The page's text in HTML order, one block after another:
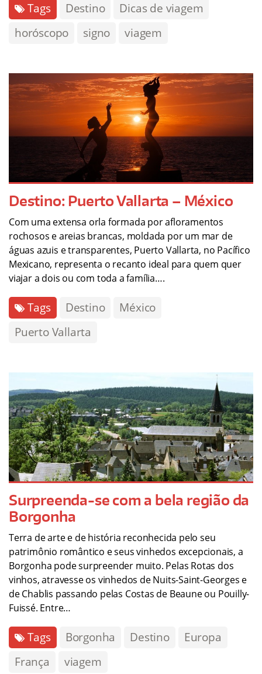
Tags Destino
Dicas de viagem
horóscopo
signo viagem
Destino: Puerto Vallarta – México
Com uma extensa orla formada por afloramentos
rochosos e areias brancas, moldada por um mar de
águas azuis e transparentes, Puerto Vallarta, no Pacífico
Mexicano, representa o recanto ideal para quem quer
viajar a dois ou com toda a família….
Tags Destino
México
Puerto Vallarta
Surpreenda-se com a bela região da
Borgonha
Terra de arte e de história reconhecida pelo seu
patrimônio romântico e seus vinhedos excepcionais, a
Borgonha pode surpreender muito. Pelas Rotas dos
vinhos, atravesse os vinhedos de Nuits-Saint-Georges e
de Chablis passando pelas Costas de Beaune ou Pouilly-
Fuissé. Entre…
Tags Borgonha Destino
Europa
França
viagem